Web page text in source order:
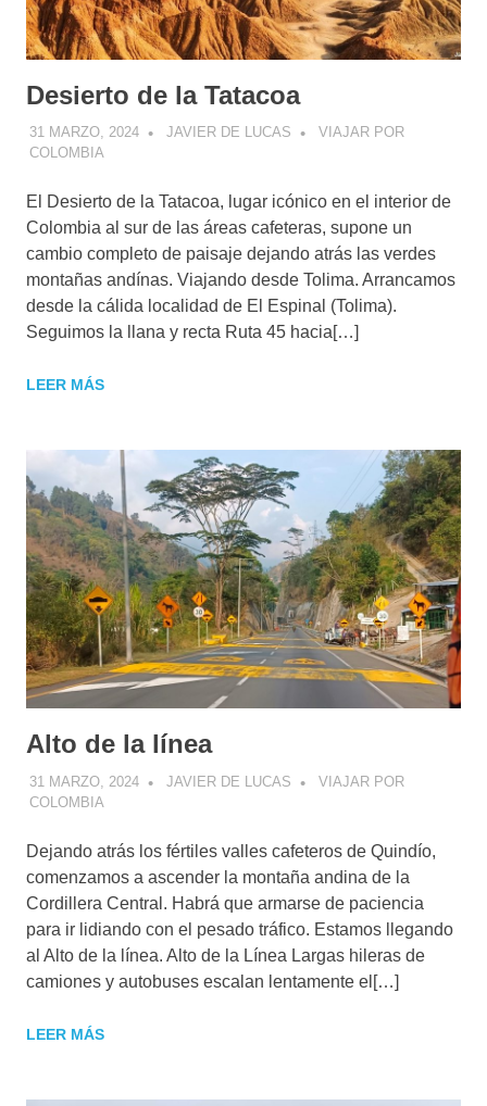
Desierto de la Tatacoa
31 MARZO, 2024 JAVIER DE LUCAS
VIAJAR POR
COLOMBIA
El Desierto de la Tatacoa, lugar icónico en el interior de
Colombia al sur de las áreas cafeteras, supone un
cambio completo de paisaje dejando atrás las verdes
montañas andínas. Viajando desde Tolima. Arrancamos
desde la cálida localidad de El Espinal (Tolima).
Seguimos la llana y recta Ruta 45 hacia[…]
LEER MÁS
Alto de la línea
31 MARZO, 2024 JAVIER DE LUCAS
VIAJAR POR
COLOMBIA
Dejando atrás los fértiles valles cafeteros de Quindío,
comenzamos a ascender la montaña andina de la
Cordillera Central. Habrá que armarse de paciencia
para ir lidiando con el pesado tráfico. Estamos llegando
al Alto de la línea. Alto de la Línea Largas hileras de
camiones y autobuses escalan lentamente el[…]
LEER MÁS